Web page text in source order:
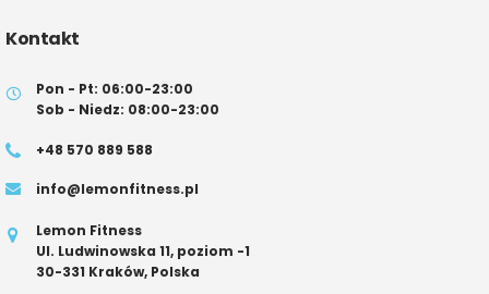
Kontakt
Pon - Pt: 06:00-23:00
Sob - Niedz: 08:00-23:00
+48 570 889 588
info@lemonfitness.pl
Lemon Fitness
Ul. Ludwinowska 11, poziom -1
30-331 Kraków, Polska